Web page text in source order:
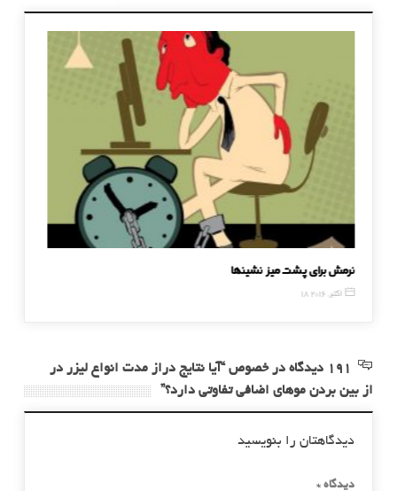
نرمش برای پشت میز نشینها
18 اکتبر, 2016
191 دیدگاه در خصوص “آیا نتایج دراز مدت انواع لیزر در
از بین بردن موهای اضافی تفاوتی دارد؟”
دیدگاهتان را بنویسید
دیدگاه *